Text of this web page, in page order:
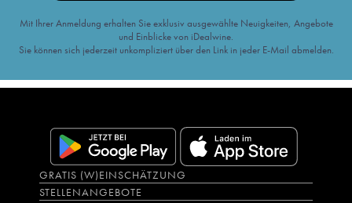
Mit Ihrer Anmeldung erhalten Sie exklusiv ausgewählte Neuigkeiten, Angebote
und Einblicke von iDealwine.
Sie können sich jederzeit unkompliziert über den Link in jeder E-Mail abmelden.
GRATIS (W)EINSCHÄTZUNG
STELLENANGEBOTE